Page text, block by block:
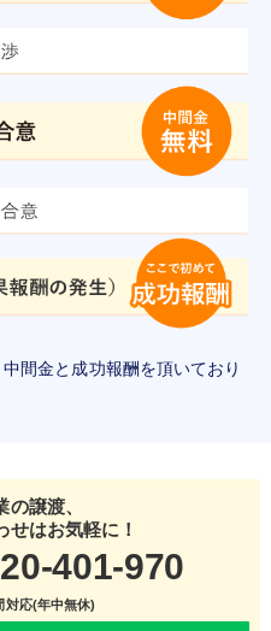
間金と成功報酬を頂いており
の譲渡、
せはお気軽に！
401-970
対応(年中無休)